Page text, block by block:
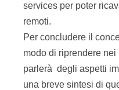
services per poter
remoti.
Per concludere il
modo di riprendere
parlerà degli aspetti
una breve sintesi di